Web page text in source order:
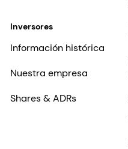
Inversores
Información histórica
Nuestra empresa
Shares & ADRs